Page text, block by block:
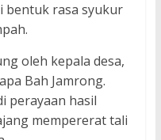
bentuk rasa syukur
oleh kepala desa,
Bah Jamrong.
perayaan hasil
mempererat tali